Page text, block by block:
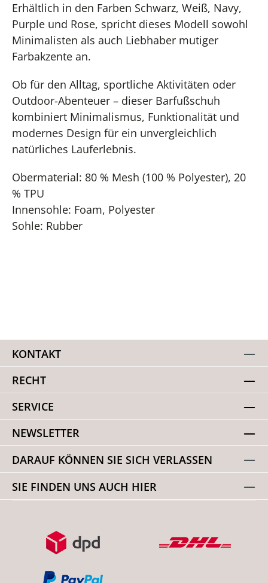
Erhältlich in den Farben Schwarz, Weiß, Navy,
Purple und Rose, spricht dieses Modell sowohl
Minimalisten als auch Liebhaber mutiger
Farbakzente an.
Ob für den Alltag, sportliche Aktivitäten oder
Outdoor-Abenteuer – dieser Barfußschuh
kombiniert Minimalismus, Funktionalität und
modernes Design für ein unvergleichlich
natürliches Lauferlebnis.
Obermaterial: 80 % Mesh (100 % Polyester), 20
% TPU
Innensohle: Foam, Polyester
Sohle: Rubber
KONTAKT
RECHT
SERVICE
NEWSLETTER
DARAUF KÖNNEN SIE SICH VERLASSEN
SIE FINDEN UNS AUCH HIER